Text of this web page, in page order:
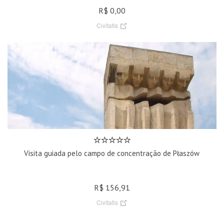
R$ 0,00
Civitatis
Visita guiada pelo campo de concentração de Płaszów
R$ 156,91
Civitatis